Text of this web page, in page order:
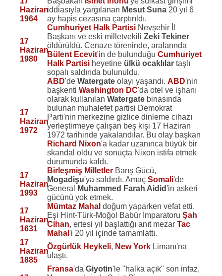
Haziran
1964
iddiasıyla yargılanan Mesut Suna 20 yıl 6
ay hapis cezasına çarptırıldı.
17
Haziran
1980
Cumhuriyet Halk Partisi Nevşehir İl
Başkanı ve eski milletvekiliZeki Tekiner
öldürüldü. Cenaze töreninde, aralarında
Bülent Ecevit'in de bulunduğuCumhuriyet
Halk Partisi heyetine ülkü ocaklılar taşlı
sopalı saldırıda bulunuldu.
17
Haziran
1972
ABD'deWatergate olayı yaşandı.ABD'nin
başkentiWashington DC'da otel ve işhanı
olarak kullanılanWatergate binasında
bulunan muhalefet partisi Demokrat
Parti'nin merkezine gizlice dinleme cihazı
yerleştirmeye çalışan beş kişi 17 Haziran
1972 tarihinde yakalandılar. Bu olay başkan
Richard Nixon'a kadar uzanınca büyük bir
skandal oldu ve sonuçta Nixon istifa etmek
durumunda kaldı.
17
Haziran
1993
Birleşmiş Milletler Barış Gücü,
Mogadişu'ya saldırdı. AmaçSomali'de
General
Muhammed Farah Aidid'in askeri
gücünü yok etmek.
17
Haziran
1631
Mümtaz Mahal doğum yaparken vefat etti.
Eşi Hint-Türk-Moğol Babür İmparatoruŞah
Cihan, ertesi yıl başlattığı anıt mezarTac
Mahal'i 20 yıl içinde tamamlattı.
17
Haziran
1885
Özgürlük Heykeli, New York Limanı'na
ulaştı.
Fransa'daGiyotin'le "halka açık" son infaz,